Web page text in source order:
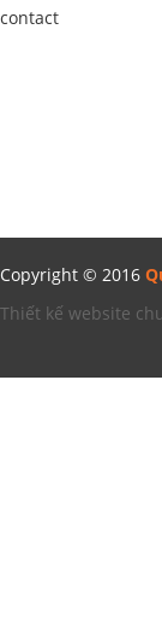
contact
Copyright © 2016
Thiết kế website